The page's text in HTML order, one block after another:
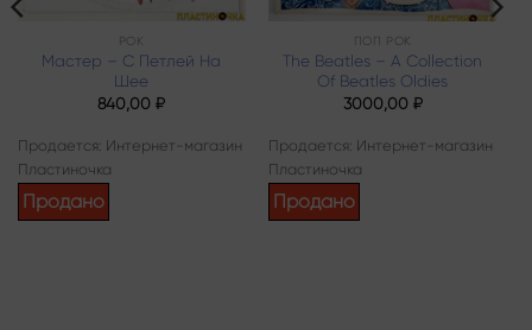
РОК
Мастер – С Петлей На
Шее
840,00₽
Продается: Интернет-магазин
Пластиночка
Продано
ПОП РОК
The Beatles – A Collection
Of Beatles Oldies
3000,00 ₽
Продается: Интернет-магазин
Пластиночка
Продано